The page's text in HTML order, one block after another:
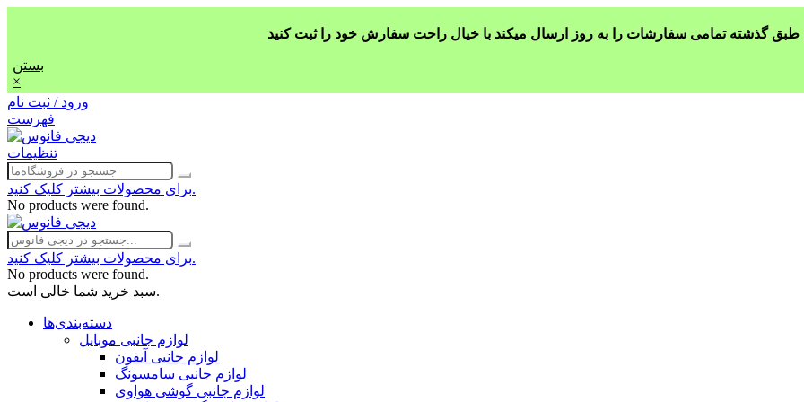
بستن
×
ورود / ثبت نام
فهرست
تنظیمات
برای محصولات بیشتر کلیک کنید.
No products were found.
برای محصولات بیشتر کلیک کنید.
No products were found.
سبد خرید شما خالی است.
دسته‌بندی‌ها
لوازم جانبی موبایل
لوازم جانبی آیفون
لوازم جانبی سامسونگ
لوازم جانبی گوشی هواوی